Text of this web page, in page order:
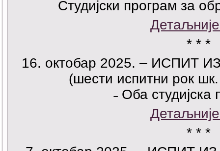
Студијски програм за
* * *
16. октобар 2025. – ИСПИТ
(шести испитни рок
˗ Оба студијска
* * *